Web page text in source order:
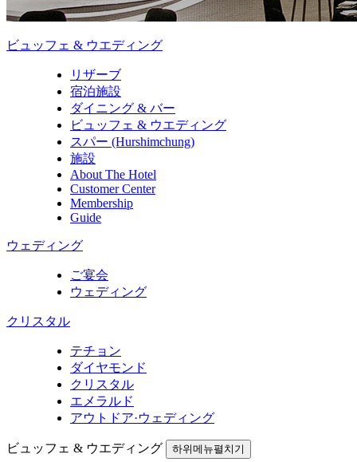
ビュッフェ & ウエディング
リザーブ
宿泊施設
ダイニング & バー
ビュッフェ & ウエディング
スパー (Hurshimchung)
施設
About The Hotel
Customer Center
Membership
Guide
ウェディング
ご宴会
ウェディング
クリスタル
テチョン
ダイヤモンド
クリスタル
エメラルド
アウトドア·ウェディング
ビュッフェ & ウエディング 하위메뉴펼치기